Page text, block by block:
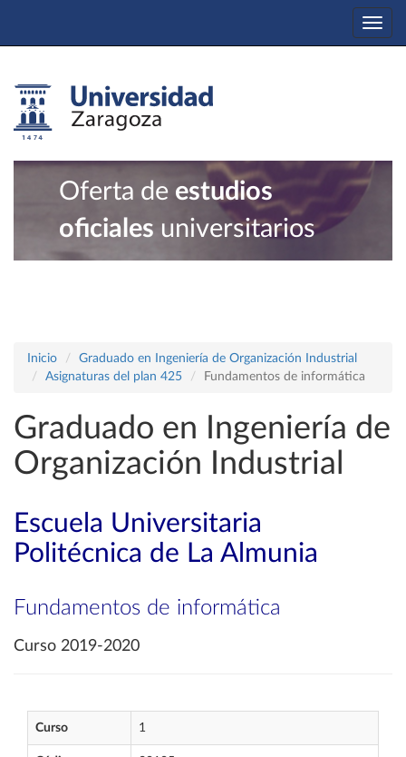
Oferta de estudios
oficiales universitarios
Inicio
Graduado en Ingeniería de Organización Industrial
Asignaturas del plan 425
Fundamentos de informática
Graduado en Ingeniería de
Organización Industrial
Escuela Universitaria
Politécnica de La Almunia
Fundamentos de informática
Curso 2019-2020
Curso 1